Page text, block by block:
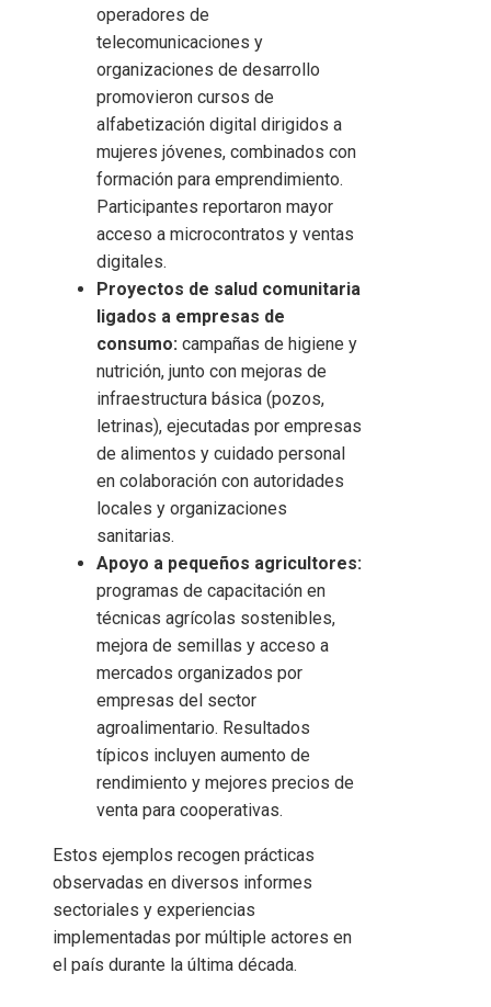
operadores de
telecomunicaciones y
organizaciones de desarrollo
promovieron cursos de
alfabetización digital dirigidos a
mujeres jóvenes, combinados con
formación para emprendimiento.
Participantes reportaron mayor
acceso a microcontratos y ventas
digitales.
Proyectos de salud comunitaria
ligados a empresas de
consumo: campañas de higiene y
nutrición, junto con mejoras de
infraestructura básica (pozos,
letrinas), ejecutadas por empresas
de alimentos y cuidado personal
en colaboración con autoridades
locales y organizaciones
sanitarias.
Apoyo a pequeños agricultores:
programas de capacitación en
técnicas agrícolas sostenibles,
mejora de semillas y acceso a
mercados organizados por
empresas del sector
agroalimentario. Resultados
típicos incluyen aumento de
rendimiento y mejores precios de
venta para cooperativas.
Estos ejemplos recogen prácticas
observadas en diversos informes
sectoriales y experiencias
implementadas por múltiple actores en
el país durante la última década.